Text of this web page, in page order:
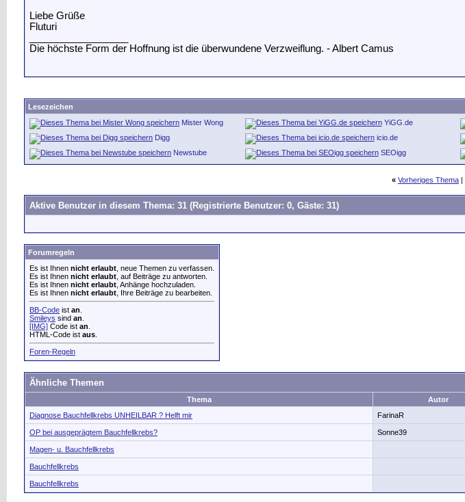
Liebe Grüße
Fluturi
Die höchste Form der Hoffnung ist die überwundene Verzweiflung. - Albert Camus
Lesezeichen
Mister Wong
YiGG.de
Digg
icio.de
Newstube
SEOigg
« Vorheriges Thema |
Aktive Benutzer in diesem Thema: 31 (Registrierte Benutzer: 0, Gäste: 31)
Forumregeln
Es ist Ihnen nicht erlaubt , neue Themen zu verfassen.
Es ist Ihnen nicht erlaubt , auf Beiträge zu antworten.
Es ist Ihnen nicht erlaubt , Anhänge hochzuladen.
Es ist Ihnen nicht erlaubt , Ihre Beiträge zu bearbeiten.
BB-Code ist an
Smileys sind an
[IMG] Code ist an
HTML-Code ist aus
Foren-Regeln
Ähnliche Themen
Thema Autor
Diagnose Bauchfellkrebs UNHEILBAR ? Helft mir
FarinaR
OP bei ausgeprägtem Bauchfellkrebs? Sonne39
Magen- u. Bauchfellkrebs
Bauchfellkrebs
Bauchfellkrebs